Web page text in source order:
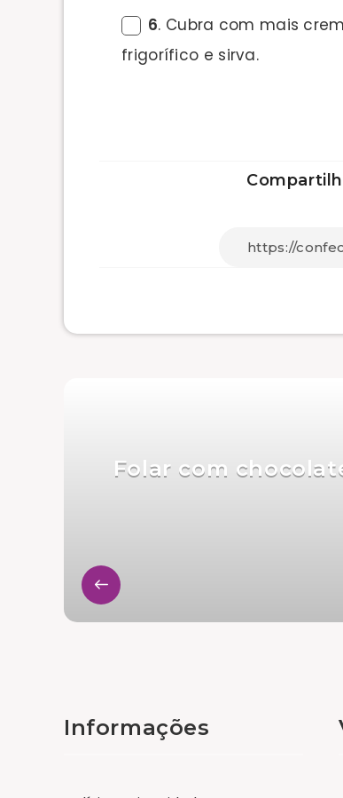
6. Cubra com mais
frigorífico e sirva.
Folar com
Informações